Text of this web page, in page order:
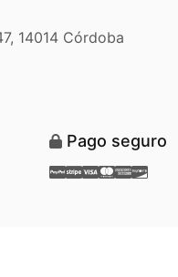
14014 Córdoba
Pago seguro
Paypal
Stripe
Visa